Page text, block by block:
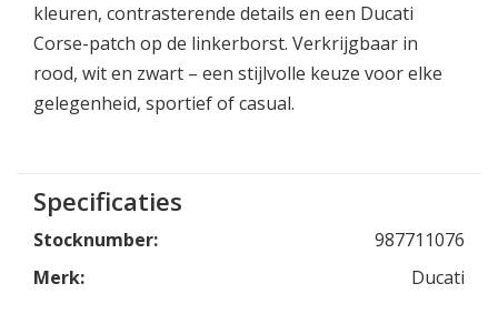
kleuren, contrasterende details en een Ducati
Corse-patch op de linkerborst. Verkrijgbaar in
rood, wit en zwart – een stijlvolle keuze voor elke
gelegenheid, sportief of casual.
Specificaties
Stocknumber:
987711076
Merk:
Ducati